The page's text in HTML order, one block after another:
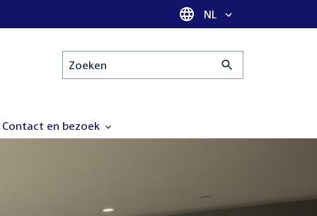
Taal selectie
NL
Zoeken
Contact en bezoek